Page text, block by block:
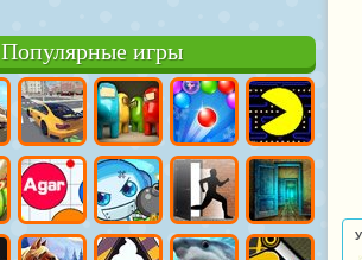
Популярные игры